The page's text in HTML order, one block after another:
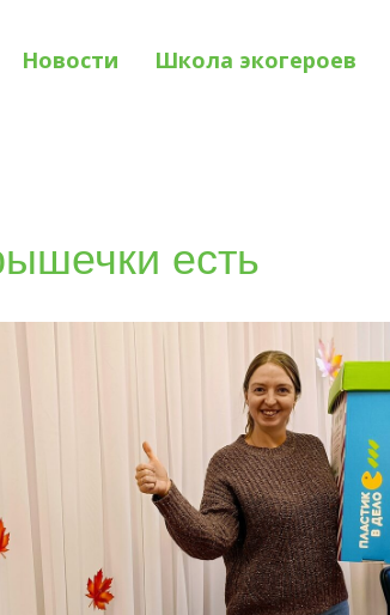
Новости Школа экогероев
есть